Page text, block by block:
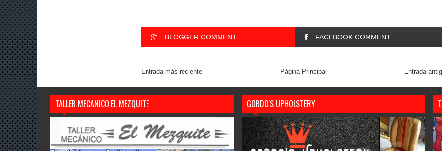
BLOGGER COMMENT FACEBOOK COMMENT
Entrada más reciente Entrada
Página Principal
TALLER MECANICO EL MEZQUITE GORDO'S UPHOLSTERY